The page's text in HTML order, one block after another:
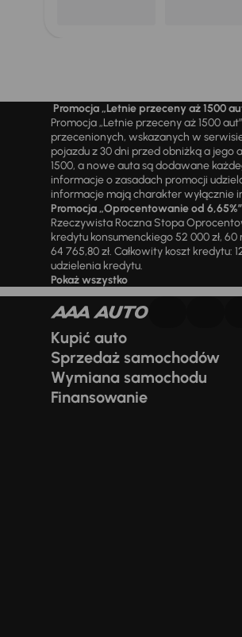
Promocja „Letnie przeceny aż 1500
Promocja „Letnie przeceny aż 1500
przecenionych, wskazanych w
pojazdu z 30 dni przed obniżką a
1500, a nowe auta są dodawane
informacje o zasadach promocji
informacje mają charakter wyłącznie
Promocja „Oprocentowanie od 6,65%”
Rzeczywista Roczna Stopa
kredytu konsumenckiego 52 000 zł,
64 765,80 zł. Całkowity koszt kredytu:
udzielenia kredytu.
Pokaż wszystko
Kupić auto
Sprzedaż samochodów
Wymiana samochodu
Finansowanie